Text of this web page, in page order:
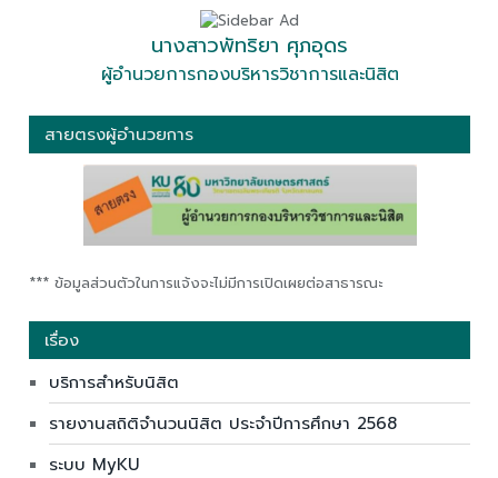
นางสาวพัทริยา ศุภอุดร
ผู้อำนวยการกองบริหารวิชาการและนิสิต
สายตรงผู้อำนวยการ
*** ข้อมูลส่วนตัวในการแจ้งจะไม่มีการเปิดเผยต่อสาธารณะ
เรื่อง
บริการสำหรับนิสิต
รายงานสถิติจำนวนนิสิต ประจำปีการศึกษา 2568
ระบบ MyKU